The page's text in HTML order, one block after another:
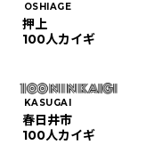
OSHIAGE
押上
100人カイギ
KASUGAI
春日井市
100人カイギ